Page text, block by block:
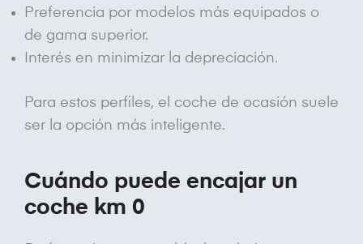
Preferencia por modelos más equipados o
de gama superior.
Interés en minimizar la depreciación.
Para estos perfiles, el coche de ocasión suele
ser la opción más inteligente.
Cuándo puede encajar un
coche km 0